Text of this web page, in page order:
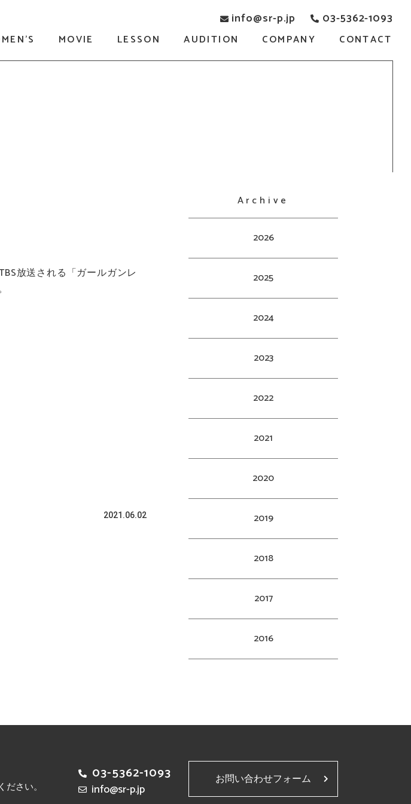
info@sr-p.jp 03-5362-1093
MOVIE LESSON AUDITION COMPANY CONTACT
放送される「ガールガンレ
2021.06.02
Archive
2026
2025
2024
2023
2022
2021
2020
2019
2018
2017
2016
さい。
03-5362-1093
info@sr-p.jp
お問い合わせフォーム